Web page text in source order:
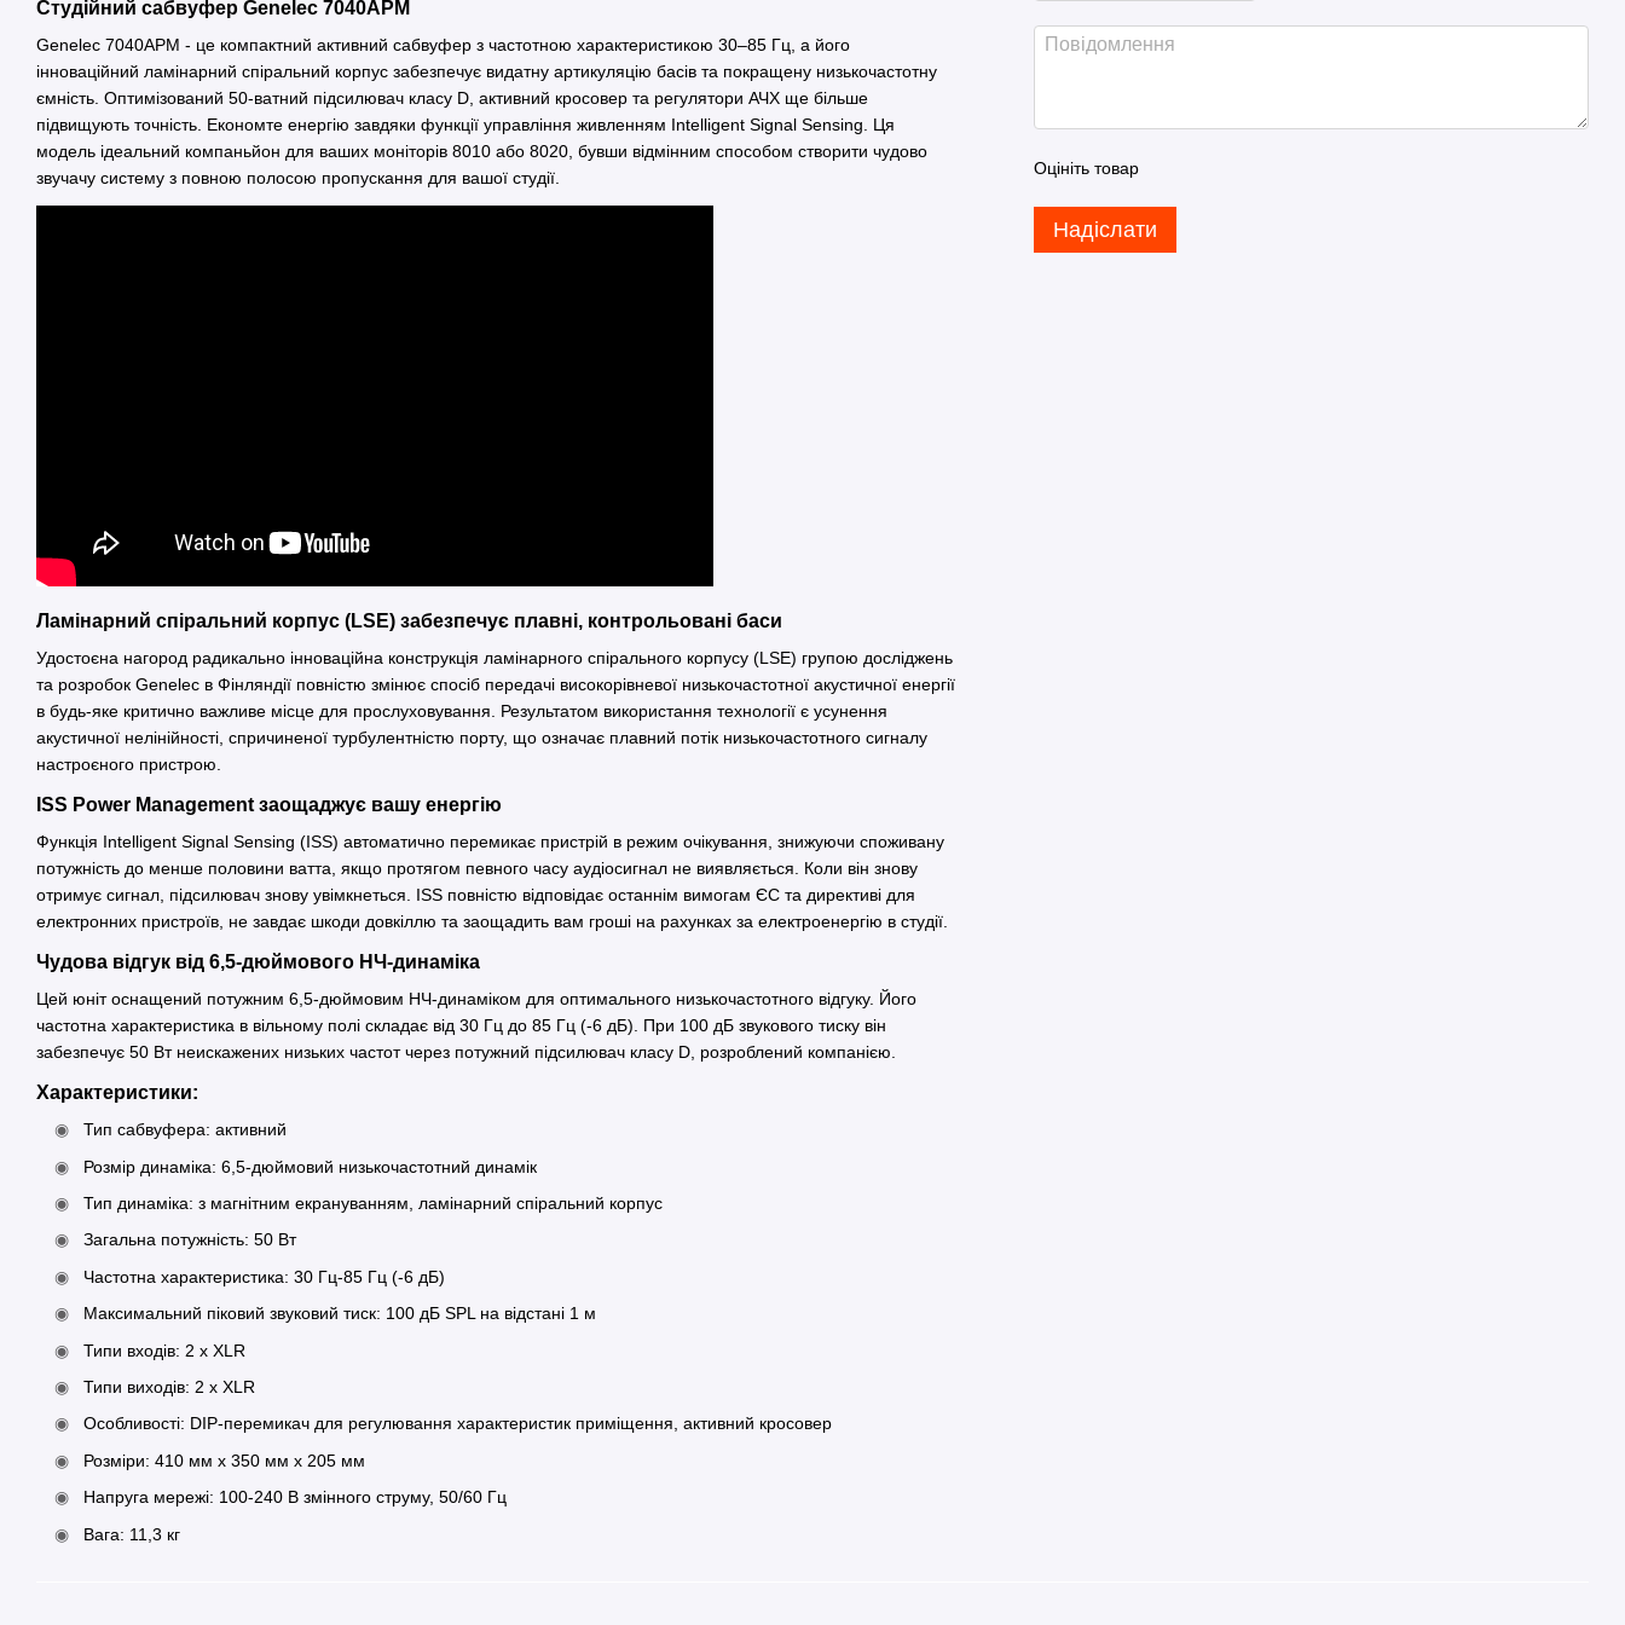
Студійний сабвуфер Genelec 7040APM
Genelec 7040APM - це компактний активний сабвуфер з частотною характеристикою 30–85 Гц, а його
інноваційний ламінарний спіральний корпус забезпечує видатну артикуляцію басів та покращену низькочастотну
ємність. Оптимізований 50-ватний підсилювач класу D, активний кросовер та регулятори АЧХ ще більше
підвищують точність. Економте енергію завдяки функції управління живленням Intelligent Signal Sensing. Ця
модель ідеальний компаньйон для ваших моніторів 8010 або 8020, бувши відмінним способом створити чудово
звучачу систему з повною полосою пропускання для вашої студії.
Ламінарний спіральний корпус (LSE) забезпечує плавні, контрольовані баси
Удостоєна нагород радикально інноваційна конструкція ламінарного спірального корпусу (LSE) групою досліджень
та розробок Genelec в Фінляндії повністю змінює спосіб передачі високорівневої низькочастотної акустичної енергії
в будь-яке критично важливе місце для прослуховування. Результатом використання технології є усунення
акустичної нелінійності, спричиненої турбулентністю порту, що означає плавний потік низькочастотного сигналу
настроєного пристрою.
ISS Power Management заощаджує вашу енергію
Функція Intelligent Signal Sensing (ISS) автоматично перемикає пристрій в режим очікування, знижуючи споживану
потужність до менше половини ватта, якщо протягом певного часу аудіосигнал не виявляється. Коли він знову
отримує сигнал, підсилювач знову увімкнеться. ISS повністю відповідає останнім вимогам ЄС та директиві для
електронних пристроїв, не завдає шкоди довкіллю та заощадить вам гроші на рахунках за електроенергію в студії.
Чудова відгук від 6,5-дюймового НЧ-динаміка
Цей юніт оснащений потужним 6,5-дюймовим НЧ-динаміком для оптимального низькочастотного відгуку. Його
частотна характеристика в вільному полі складає від 30 Гц до 85 Гц (-6 дБ). При 100 дБ звукового тиску він
забезпечує 50 Вт неискажених низьких частот через потужний підсилювач класу D, розроблений компанією.
Характеристики:
Тип сабвуфера: активний
Розмір динаміка: 6,5-дюймовий низькочастотний динамік
Тип динаміка: з магнітним екрануванням, ламінарний спіральний корпус
Загальна потужність: 50 Вт
Частотна характеристика: 30 Гц-85 Гц (-6 дБ)
Максимальний піковий звуковий тиск: 100 дБ SPL на відстані 1 м
Типи входів: 2 x XLR
Типи виходів: 2 x XLR
Особливості: DIP-перемикач для регулювання характеристик приміщення, активний кросовер
Розміри: 410 мм х 350 мм х 205 мм
Напруга мережі: 100-240 В змінного струму, 50/60 Гц
Вага: 11,3 кг
Оцініть товар
Надіслати